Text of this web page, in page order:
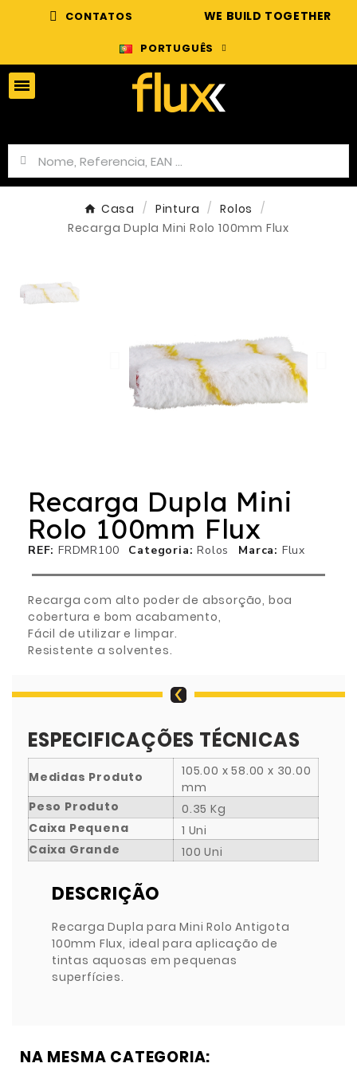
CONTATOS WE BUILD TOGETHER
PORTUGUÊS
Casa Pintura
Rolos
Recarga Dupla Mini Rolo 100mm Flux
Recarga Dupla Mini
Rolo 100mm Flux
REF FRDMR100 Categoria Rolos Marca Flux
Recarga com alto poder de absorção, boa
cobertura e bom acabamento,
Fácil de utilizar e limpar.
Resistente a solventes.
ESPECIFICAÇÕES TÉCNICAS
Medidas Produto
105.00 x 58.00 x 30.00
mm
Peso Produto
0.35 Kg
Caixa Pequena
1 Uni
Caixa Grande
100 Uni
DESCRIÇÃO
Recarga Dupla para Mini Rolo Antigota
100mm Flux, ideal para aplicação de
tintas aquosas em pequenas
superfícies.
NA MESMA CATEGORIA: